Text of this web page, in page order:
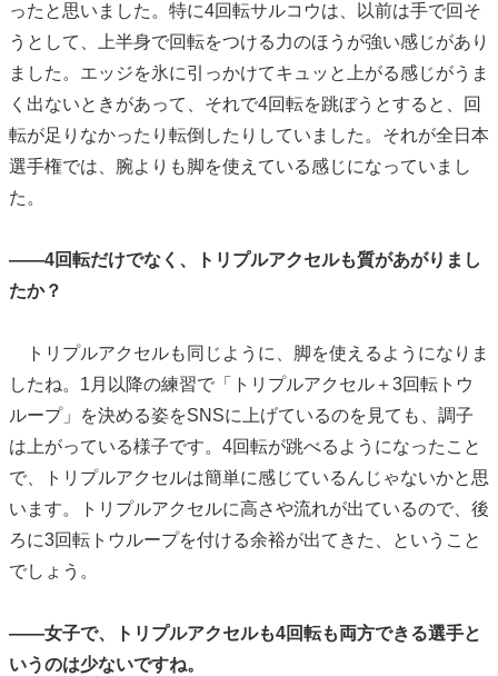
ったと思いました。特に4回転サルコウは、以前は手で回そ
うとして、上半身で回転をつける力のほうが強い感じがあり
ました。エッジを氷に引っかけてキュッと上がる感じがうま
く出ないときがあって、それで4回転を跳ぼうとすると、回
転が足りなかったり転倒したりしていました。それが全日本
選手権では、腕よりも脚を使えている感じになっていまし
た。
——4回転だけでなく、トリプルアクセルも質があがりまし
たか？
トリプルアクセルも同じように、脚を使えるようになりま
したね。1月以降の練習で「トリプルアクセル＋3回転トウ
ループ」を決める姿をSNSに上げているのを見ても、調子
は上がっている様子です。4回転が跳べるようになったこと
で、トリプルアクセルは簡単に感じているんじゃないかと思
います。トリプルアクセルに高さや流れが出ているので、後
ろに3回転トウループを付ける余裕が出てきた、ということ
でしょう。
——女子で、トリプルアクセルも4回転も両方できる選手と
いうのは少ないですね。